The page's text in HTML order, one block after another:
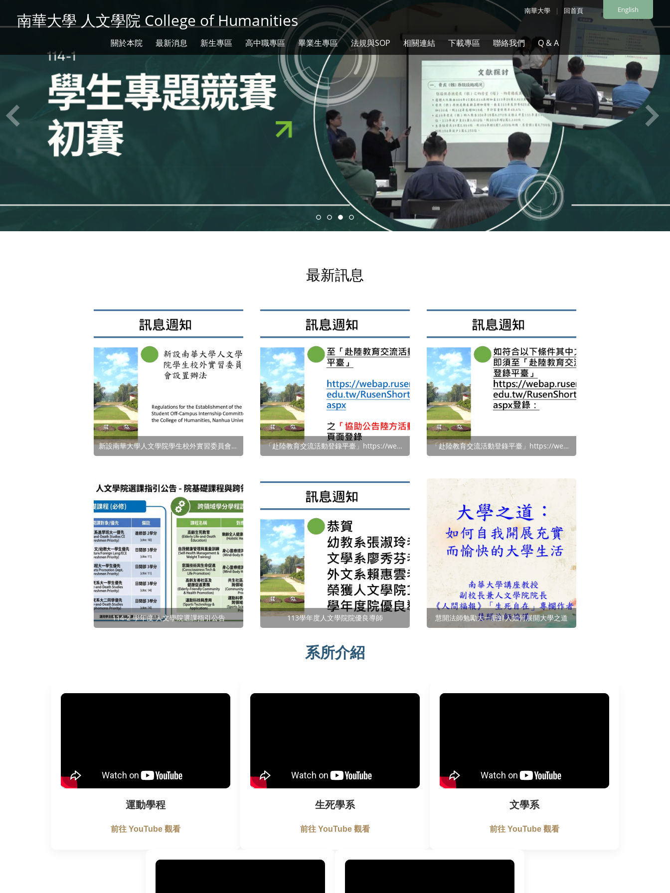
南華大學 人文學院 College of Humanities
關於本院 最新消息 新生專區 高中職專區 畢業生專區 法規與SOP 相關連結 下載專區 聯絡我們 Q & A
南華大學 | 回首頁 English
最新訊息
新設南華大學人文學院學生校外實習委員會設置辦法 「赴陸教育交流活動登錄平臺」https://webap.rusen.stust.edu.tw/RusenShort/Login.aspx 「赴陸教育交流活動登錄平臺」https://webap.rusen.stust.edu.tw/RusenShort/Login.aspx
114-2 學年度 人文學院選課指引公告 113學年度人文學院院優良導師 慧開法師勉勵大一新鮮人如何展開大學之道
系所介紹
運動學程
前往 YouTube 觀看
生死學系
前往 YouTube 觀看
文學系
前往 YouTube 觀看